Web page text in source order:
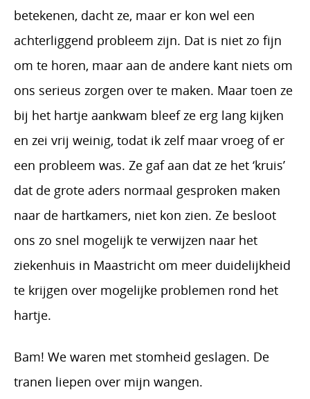
betekenen, dacht ze, maar er kon wel een
achterliggend probleem zijn. Dat is niet zo fijn
om te horen, maar aan de andere kant niets om
ons serieus zorgen over te maken. Maar toen ze
bij het hartje aankwam bleef ze erg lang kijken
en zei vrij weinig, todat ik zelf maar vroeg of er
een probleem was. Ze gaf aan dat ze het ‘kruis’
dat de grote aders normaal gesproken maken
naar de hartkamers, niet kon zien. Ze besloot
ons zo snel mogelijk te verwijzen naar het
ziekenhuis in Maastricht om meer duidelijkheid
te krijgen over mogelijke problemen rond het
hartje.
Bam! We waren met stomheid geslagen. De
tranen liepen over mijn wangen.